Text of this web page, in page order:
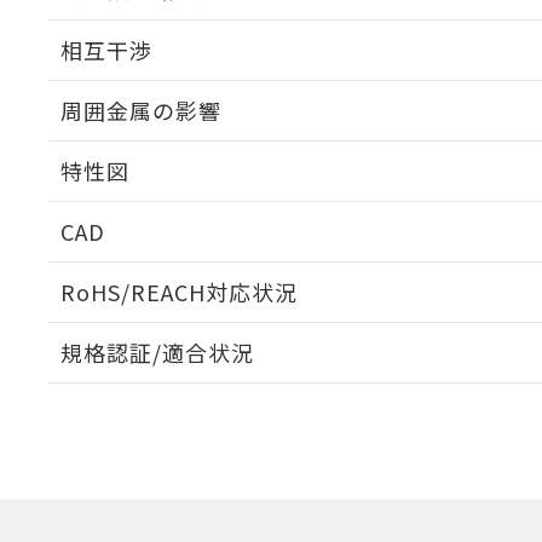
相互干渉
周囲金属の影響
特性図
CAD
RoHS/REACH対応状況
EU RoHS 注意事項・凡例
規格認証/適合状況